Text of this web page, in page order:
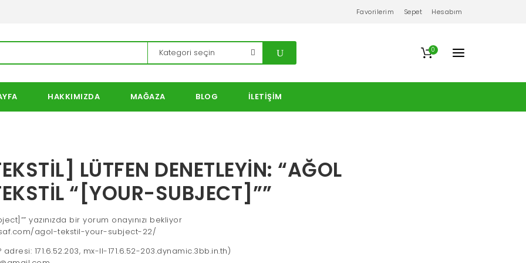
Favorilerim Sepet Hesabım
0
HAKKIMIZDA MAĞAZA BLOG İLETIŞIM
LÜTFEN DENETLEYIN: “AĞOL
“[YOUR-SUBJECT]””
yazınızda bir yorum onayınızı bekliyor
agol-tekstil-your-subject-22/
171.6.52.203, mx-ll-171.6.52-203.dynamic.3bb.in.th)